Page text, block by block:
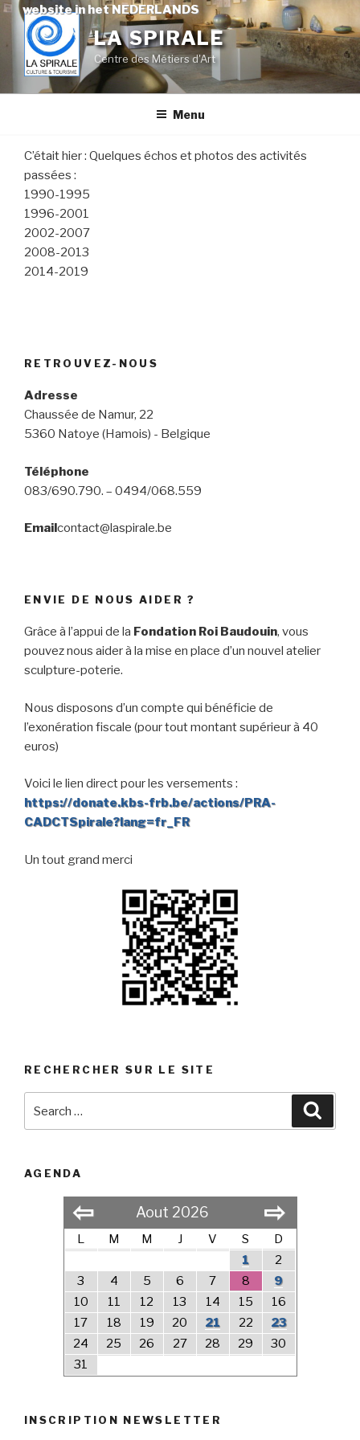
website in het NEDERLANDS
Skip
content
LA SPIRALE
Centre des Métiers d'Art
Menu
C’était hier : Quelques échos et photos des activités
passées :
1990-1995
1996-2001
2002-2007
2008-2013
2014-2019
RETROUVEZ-NOUS
Adresse
Chaussée de Namur, 22
5360 Natoye (Hamois) - Belgique
Téléphone
083/690.790. – 0494/068.559
Email contact@laspirale.be
ENVIE DE NOUS AIDER ?
Grâce à l’appui de la Fondation Roi Baudouin, vous
pouvez nous aider à la mise en place d’un nouvel atelier
sculpture-poterie.
Nous disposons d’un compte qui bénéficie de
l’exonération fiscale (pour tout montant supérieur à 40
euros)
Voici le lien direct pour les versements :
https://donate.kbs-frb.be/actions/PRA-
CADCTSpirale?lang=fr_FR
Un tout grand merci
RECHERCHER SUR LE SITE
AGENDA
⇦ Aout 2026 ⇨
L M M J V S
D
1
2
3
4 5 6 7 8
9
10
11 12 13 14 15
16
17
18 19 20 21 22
23
24
25 26 27 28 29
30
31
INSCRIPTION NEWSLETTER